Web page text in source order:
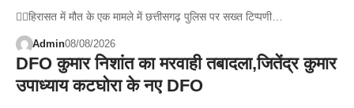
👉🏻हिरासत में मौत के एक मामले में छत्तीसगढ़ पुलिस पर सख्त टिप्पणी…
Admin08/08/2026
DFO कुमार निशांत का मरवाही तबादला,जितेंद्र कुमार
उपाध्याय कटघोरा के नए DFO